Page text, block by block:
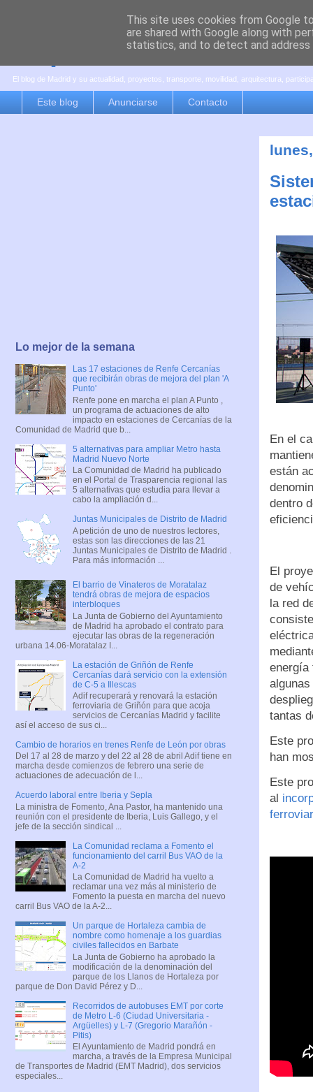
es por madrid
El blog de Madrid y su actualidad, proyectos, transporte, movilidad, arquitectura,
Este blog Anunciarse Contacto
En el
están
dentro
El
de
la red
energía
tantas
Este
han
Este
al
Lo mejor de la semana
Las 17 estaciones de Renfe Cercanías
que recibirán obras de mejora del plan 'A
Punto'
Renfe pone en marcha el plan A Punto ,
un programa de actuaciones de alto
impacto en estaciones de Cercanías de la
Comunidad de Madrid que b...
5 alternativas para ampliar Metro hasta
Madrid Nuevo Norte
La Comunidad de Madrid ha publicado
en el Portal de Trasparencia regional las
5 alternativas que estudia para llevar a
cabo la ampliación d...
Juntas Municipales de Distrito de Madrid
A petición de uno de nuestros lectores,
estas son las direcciones de las 21
Juntas Municipales de Distrito de Madrid .
Para más información ...
El barrio de Vinateros de Moratalaz
tendrá obras de mejora de espacios
interbloques
La Junta de Gobierno del Ayuntamiento
de Madrid ha aprobado el contrato para
ejecutar las obras de la regeneración
urbana 14.06-Moratalaz I...
La estación de Griñón de Renfe
Cercanías dará servicio con la extensión
de C-5 a Illescas
Adif recuperará y renovará la estación
ferroviaria de Griñón para que acoja
servicios de Cercanías Madrid y facilite
así el acceso de sus ci...
Cambio de horarios en trenes Renfe de León por obras
Del 17 al 28 de marzo y del 22 al 28 de abril Adif tiene en
marcha desde comienzos de febrero una serie de
actuaciones de adecuación de l...
Acuerdo laboral entre Iberia y Sepla
La ministra de Fomento, Ana Pastor, ha mantenido una
reunión con el presidente de Iberia, Luis Gallego, y el
jefe de la sección sindical ...
La Comunidad reclama a Fomento el
funcionamiento del carril Bus VAO de la
A-2
La Comunidad de Madrid ha vuelto a
reclamar una vez más al ministerio de
Fomento la puesta en marcha del nuevo
carril Bus VAO de la A-2...
Un parque de Hortaleza cambia de
nombre como homenaje a los guardias
civiles fallecidos en Barbate
La Junta de Gobierno ha aprobado la
modificación de la denominación del
parque de los Llanos de Hortaleza por
parque de Don David Pérez y D...
Recorridos de autobuses EMT por corte
de Metro L-6 (Ciudad Universitaria -
Argüelles) y L-7 (Gregorio Marañón -
Pitis)
El Ayuntamiento de Madrid pondrá en
marcha, a través de la Empresa Municipal
de Transportes de Madrid (EMT Madrid), dos servicios
especiales...
This site uses cookies from Google
are shared with Google along with
statistics, and to detect and address